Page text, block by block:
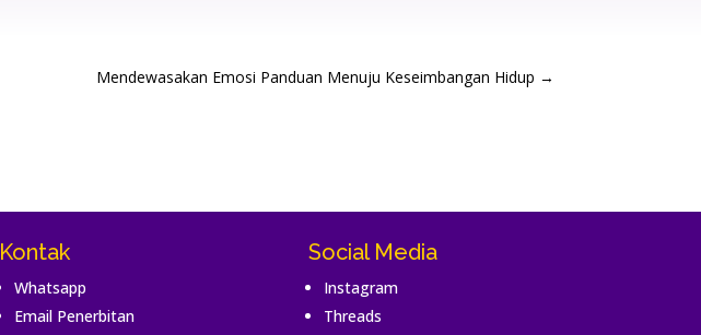
Mendewasakan Emosi Panduan Menuju Keseimbangan Hidup →
Kontak
Whatsapp
Email Penerbitan
Social Media
Instagram
Threads